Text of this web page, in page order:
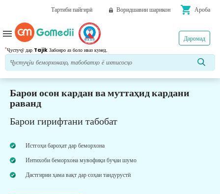
Тартиби пайгирӣ Воридшавии шарикон shopping_cart Ароба
*Ҷустуҷӯ дар Tajik Забонро аз боло иваз кунед.
Даромад
menu
Барои осон кардан ва муттаҳид кардани
раванд
Барои гирифтани табобат
Истгоҳи бароҳат дар беморхона
Интихоби беморхона мувофиқи буҷаи шумо
Дастгирии ҳама вақт дар соҳаи тандурустӣ